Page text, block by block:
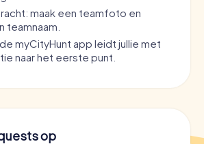
maak een teamfoto en
teamnaam.
myCityHunt app leidt jullie met
naar het eerste punt.
op